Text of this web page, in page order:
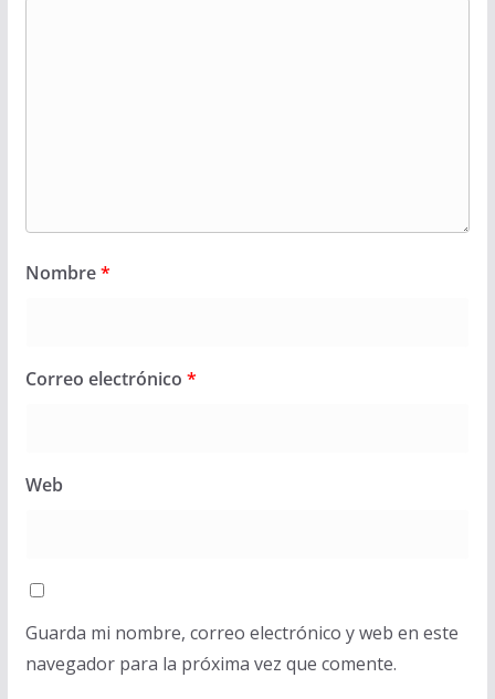
Nombre*
Correo electrónico *
Web
Guarda mi nombre, correo electrónico y web en este
navegador para la próxima vez que comente.